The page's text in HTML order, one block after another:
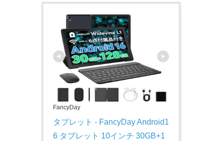
FancyDay
タブレット - FancyDay Android1
6 タブレット 10インチ 30GB+1